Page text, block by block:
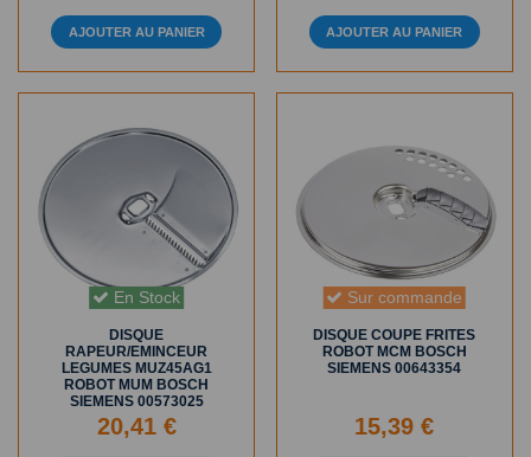
AJOUTER AU PANIER AJOUTER AU PANIER
En Stock
DISQUE
RAPEUR/EMINCEUR
LEGUMES MUZ45AG1
ROBOT MUM BOSCH
SIEMENS 00573025
20,41 €
Sur commande
DISQUE COUPE FRITES
ROBOT MCM BOSCH
SIEMENS 00643354
15,39 €